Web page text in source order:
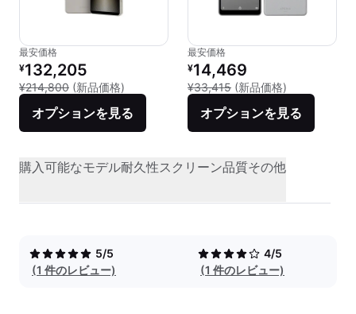
最安価格
リファービッシュ品の価格：
¥132,205
¥214,800 (新品価格) 新品との比較：¥214,800
オプションを見る
最安価格
リファービッシュ品の価格：
¥14,469
¥33,415 (新品価格)
オプションを見る
購入可能なモデル耐久性スクリーン品質その他
5/5
(1 件のレビュー)
4/5
(1 件のレビュー)